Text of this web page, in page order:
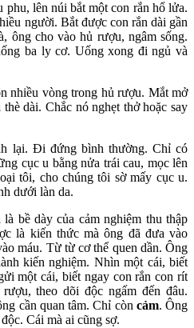
phu, lên núi bắt một con rắn hổ lửa.
người. Bắt được con rắn dài gần
ông cho vào hủ rượu, ngâm sống.
ba ly cơ. Uống xong đi ngủ và
nhiều vòng trong hủ rượu. Mắt mở
dài. Chắc nó nghẹt thở hoặc say
lại. Đi đứng bình thường. Chỉ có
cục u bằng nửa trái cau, mọc lên
tôi, cho chúng tôi sờ mấy cục u.
dưới làn da.
bề dày của cảm nghiệm thu thập
là kiến thức mà ông đã đưa vào
máu. Từ từ cơ thể quen dần. Ông
kiến nghiệm. Nhìn một cái, biết
một cái, biết ngay con rắn con rít
theo dõi độc ngấm đến đâu.
cần quan tâm. Chỉ còn cảm. Ông
Cái mà ai cũng sợ.